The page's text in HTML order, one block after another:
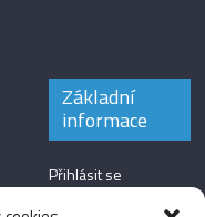
Základní
informace
Přihlásit se
Zdroj kanálů